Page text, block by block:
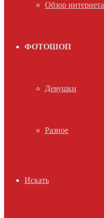
Обзор интернета
ФОТОШОП
Девушки
Разное
Искать